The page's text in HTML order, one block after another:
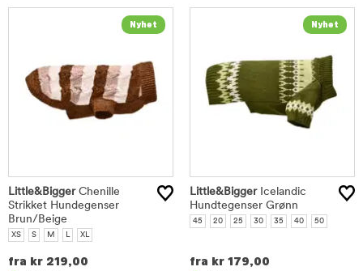
Little&BiggerChenille
Strikket Hundegenser
Brun/Beige
XS S M L XL
fra kr 219,00
Little&BiggerIcelandic
Hundtegenser Grønn
45 20 25 30 35 40 50
fra kr 179,00